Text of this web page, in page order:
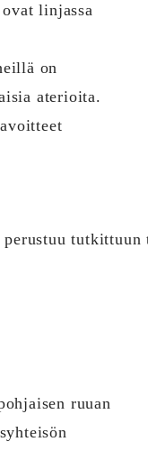
linjassa
on
aterioita.
tutkittuun
ruuan